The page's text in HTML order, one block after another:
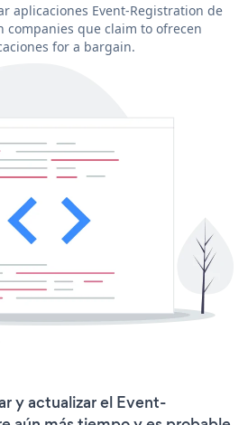
aplicaciones Event-Registration de
companies que claim to ofrecen
for a bargain.
y actualizar el Event-